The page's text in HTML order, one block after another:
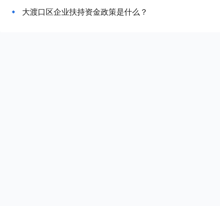
大渡口区企业扶持资金政策是什么？